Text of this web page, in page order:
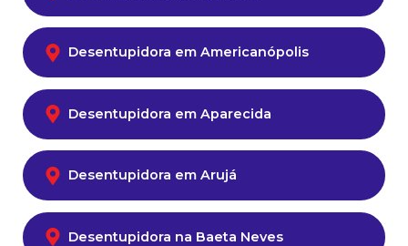
Desentupidora em Americanópolis
Desentupidora em Aparecida
Desentupidora em Arujá
Desentupidora na Baeta Neves